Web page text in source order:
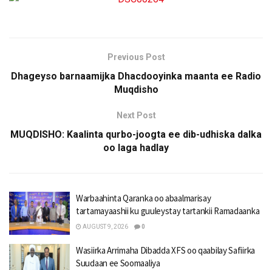
Previous Post
Dhageyso barnaamijka Dhacdooyinka maanta ee Radio
Muqdisho
Next Post
MUQDISHO: Kaalinta qurbo-joogta ee dib-udhiska dalka
oo laga hadlay
Warbaahinta Qaranka oo abaalmarisay
tartamayaashii ku guuleystay tartankii Ramadaanka
AUGUST 9, 2026 0
Wasiirka Arrimaha Dibadda XFS oo qaabilay Safiirka
Suudaan ee Soomaaliya